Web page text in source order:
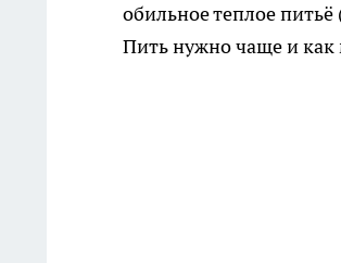
обильное теплое
Пить нужно чаще и